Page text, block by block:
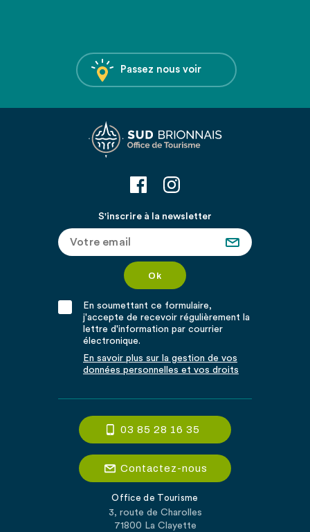
Passez nous voir
S'inscrire à la newsletter
En soumettant ce formulaire,
j'accepte de recevoir régulièrement la
lettre d'information par courrier
électronique.
En savoir plus sur la gestion de vos
données personnelles et vos droits
03 85 28 16 35
Contactez-nous
Office de Tourisme
3, route de Charolles
71800 La Clayette